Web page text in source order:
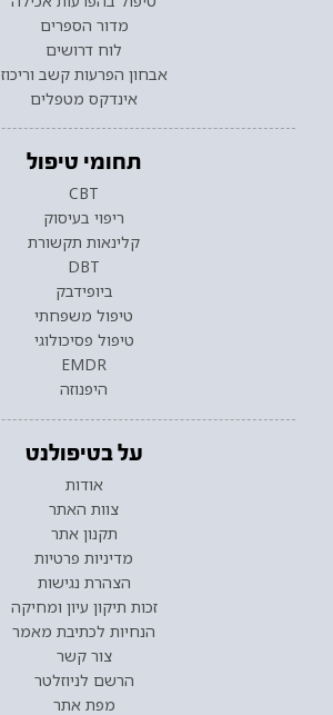
מדור הספרים
לוח דרושים
אבחון הפרעות קשב וריכוז
אינדקס מטפלים
תחומי טיפול
CBT
ריפוי בעיסוק
קלינאות תקשורת
DBT
ביופידבק
טיפול משפחתי
טיפול פסיכולוגי
EMDR
היפנוזה
על בטיפולנט
אודות
צוות האתר
תקנון אתר
מדיניות פרטיות
הצהרת נגישות
זכות תיקון עיון ומחיקה
הנחיות לכתיבת מאמר
צור קשר
הרשם לניוזלטר
מפת אתר